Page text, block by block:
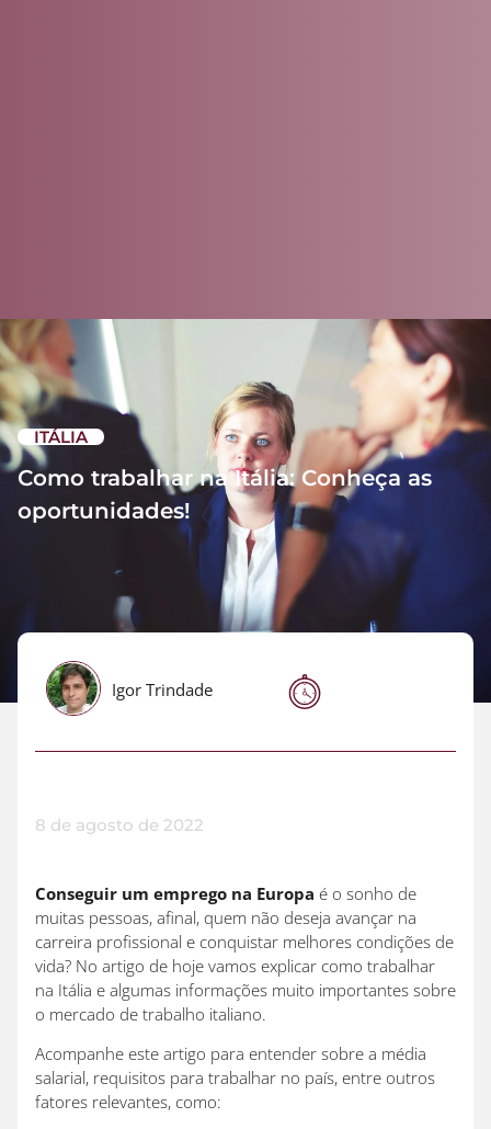
ITÁLIA
Como trabalhar na Itália: Conheça as
oportunidades!
Igor Trindade
8 de agosto de 2022
Conseguir um emprego na Europa é o sonho de
muitas pessoas, afinal, quem não deseja avançar na
carreira profissional e conquistar melhores condições de
vida? No artigo de hoje vamos explicar como trabalhar
na Itália e algumas informações muito importantes sobre
o mercado de trabalho italiano.
Acompanhe este artigo para entender sobre a média
salarial, requisitos para trabalhar no país, entre outros
fatores relevantes, como: